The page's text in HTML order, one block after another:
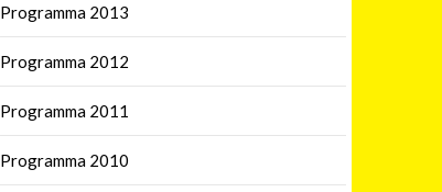
Programma 2013
Programma 2012
Programma 2011
Programma 2010